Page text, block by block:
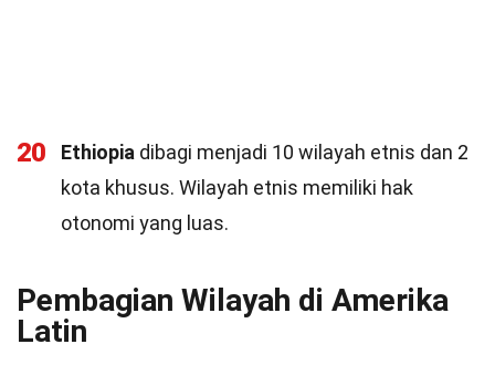
20 Ethiopia dibagi menjadi 10 wilayah etnis dan 2
kota khusus. Wilayah etnis memiliki hak
otonomi yang luas.
Pembagian Wilayah di Amerika
Latin